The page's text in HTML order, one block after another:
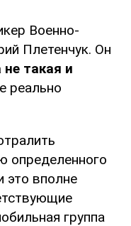
Военно-
Плетенчук. Он
такая и
реально
определенного
это вполне
группа